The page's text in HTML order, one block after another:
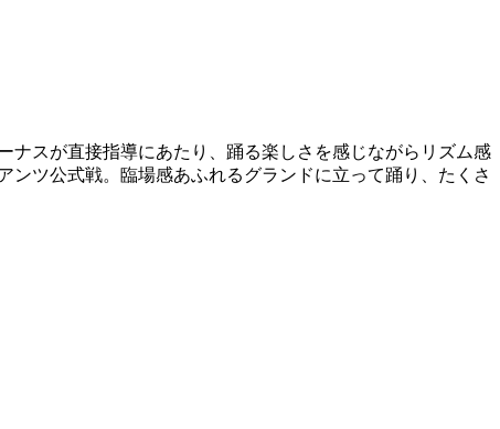
スが直接指導にあたり、踊る楽しさを感じながらリズム感
ツ公式戦。臨場感あふれるグランドに立って踊り、たくさ